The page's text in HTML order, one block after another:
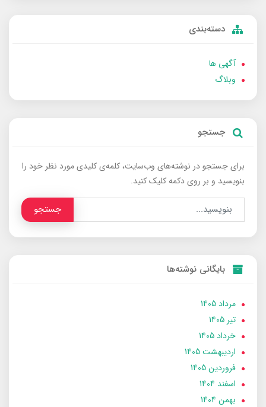
دسته‌بندی
آگهی ها
وبلاگ
جستجو
برای جستجو در نوشته‌های وب‌سایت، کلمه‌ی کلیدی مورد نظر خود را
بنویسید و بر روی دکمه کلیک کنید.
جستجو
بایگانی نوشته‌ها
مرداد 1405
تير 1405
خرداد 1405
ارديبهشت 1405
فروردین 1405
اسفند 1404
بهمن 1404